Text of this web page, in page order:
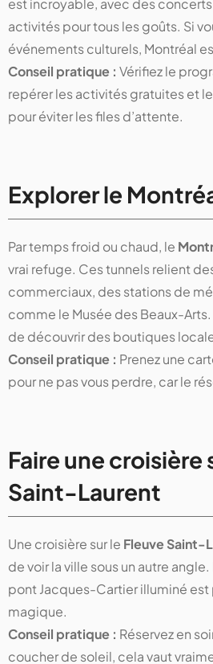
est incroyable, avec des
activités pour tous les goûts. Si
événements culturels, Montréal
Conseil pratique : Vérifiez le
repérer les activités gratuites et
pour éviter les files d’attente.
Explorer le
Par temps froid ou chaud, le
vrai refuge. Ces tunnels relient
commerciaux, des stations de
comme le Musée des Beaux-Arts.
de découvrir des boutiques
Conseil pratique : Prenez une
pour ne pas vous perdre, car le
Faire une croisière
Saint-Laurent
Une croisière sur le Fleuve Saint-
de voir la ville sous un autre
pont Jacques-Cartier illuminé
magique.
Conseil pratique : Réservez en
coucher de soleil, cela vaut